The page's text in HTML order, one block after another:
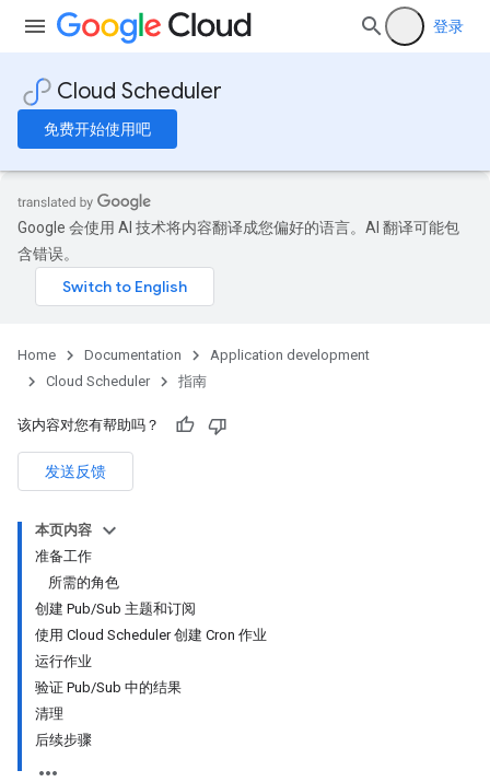
登录
Cloud Scheduler
免费开始使用吧
Google 会使用 AI 技术将内容翻译成您偏好的语言。AI 翻译可能包
含错误。
Home Documentation
Application development
Cloud Scheduler
指南
该内容对您有帮助吗？
发送反馈
本页内容
准备工作
所需的角色
创建 Pub/Sub 主题和订阅
使用 Cloud Scheduler 创建 Cron 作业
运行作业
验证 Pub/Sub 中的结果
清理
后续步骤